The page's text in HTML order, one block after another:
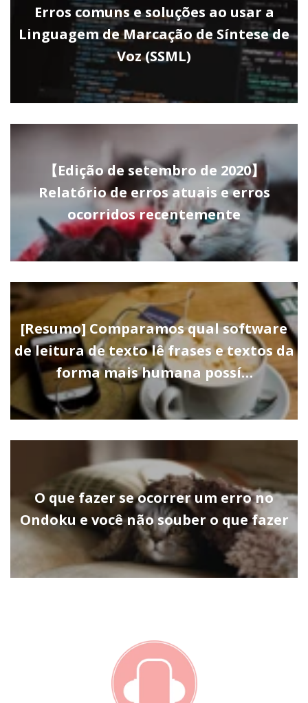
Erros comuns e soluções ao usar a
Linguagem de Marcação de Síntese de
Voz (SSML)
【Edição de setembro de 2020】
Relatório de erros atuais e erros
ocorridos recentemente
[Resumo] Comparamos qual software
de leitura de texto lê frases e textos da
forma mais humana possí…
O que fazer se ocorrer um erro no
Ondoku e você não souber o que fazer